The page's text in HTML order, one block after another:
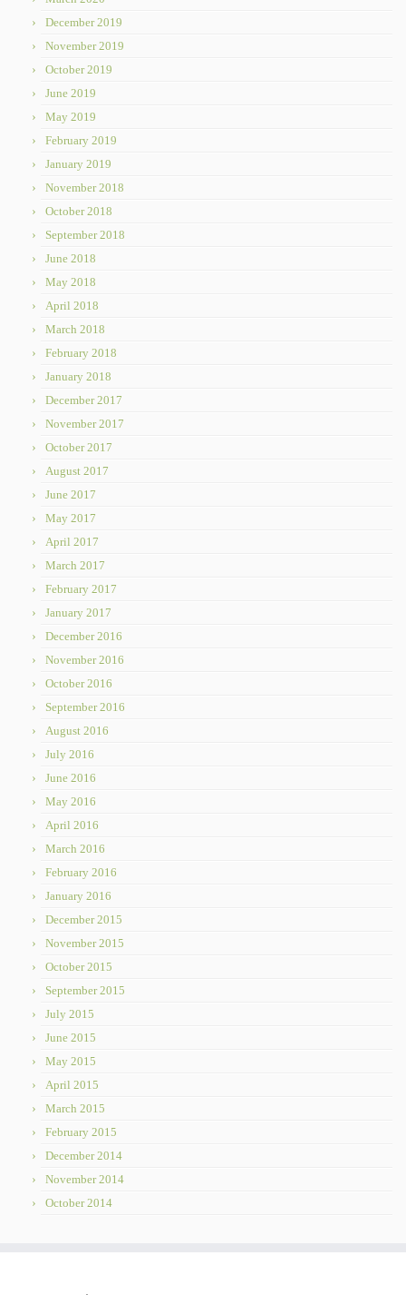
December 2019
November 2019
October 2019
June 2019
May 2019
February 2019
January 2019
November 2018
October 2018
September 2018
June 2018
May 2018
April 2018
March 2018
February 2018
January 2018
December 2017
November 2017
October 2017
August 2017
June 2017
May 2017
April 2017
March 2017
February 2017
January 2017
December 2016
November 2016
October 2016
September 2016
August 2016
July 2016
June 2016
May 2016
April 2016
March 2016
February 2016
January 2016
December 2015
November 2015
October 2015
September 2015
July 2015
June 2015
May 2015
April 2015
March 2015
February 2015
December 2014
November 2014
October 2014